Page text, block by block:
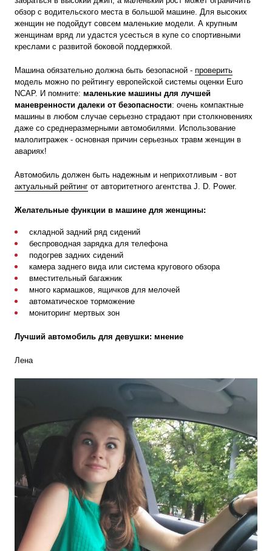
обзор с водительского места в большой машине. Для высоких
женщин не подойдут совсем маленькие модели. А крупным
женщинам вряд ли удастся усесться в купе со спортивными
креслами с развитой боковой поддержкой.
Машина обязательно должна быть безопасной - проверить
модель можно по рейтингу европейской системы оценки Euro
NCAP. И помните: маленькие машины для лучшей
маневренности далеки от безопасности: очень компактные
машины в любом случае серьезно страдают при столкновениях
даже со среднеразмерными автомобилями. Использование
малолитражек - основная причин серьезных травм женщин в
авариях!
Автомобиль должен быть надежным и неприхотливым - вот
актуальный рейтинг от авторитетного агентства J. D. Power.
Желательные функции в машине для женщины:
складной задний ряд сидений
беспроводная зарядка для телефона
подогрев задних сидений
камера заднего вида или система кругового обзора
вместительный багажник
много кармашков, ящичков для мелочей
автоматическое торможение
мониторинг мертвых зон
Лучший автомобиль для девушки: мнение
Лена